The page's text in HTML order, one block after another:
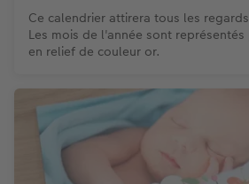
Ce calendrier attirera tous les
Les mois de l'année sont
en relief de couleur or.